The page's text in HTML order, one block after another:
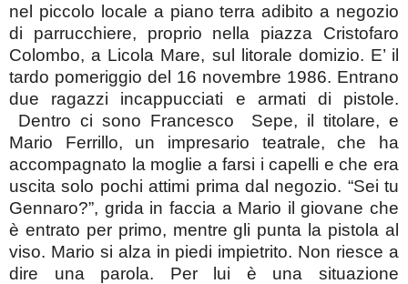
nel piccolo locale a piano terra adibito a negozio
di parrucchiere, proprio nella piazza Cristofaro
Colombo, a Licola Mare, sul litorale domizio. E’ il
tardo pomeriggio del 16 novembre 1986. Entrano
due ragazzi incappucciati e armati di pistole.
Dentro ci sono Francesco
Sepe, il titolare, e
Mario Ferrillo, un impresario teatrale, che ha
accompagnato la moglie a farsi i capelli e che era
uscita solo pochi attimi prima dal negozio. “Sei tu
Gennaro?”, grida in faccia a Mario il giovane che
è entrato per primo, mentre gli punta la pistola al
viso. Mario si alza in piedi impietrito. Non riesce a
dire una parola. Per lui è una situazione